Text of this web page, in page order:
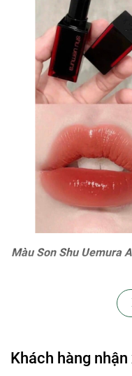
Màu Son Shu Uemura
Khách hàng nhận